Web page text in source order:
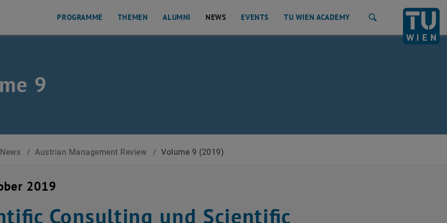
PROGRAMME THEMEN ALUMNI NEWS EVENTS TU WIEN ACADEMY
9
News / Austrian Management Review / Volume 9 (2019)
2019
Consulting und Scientific